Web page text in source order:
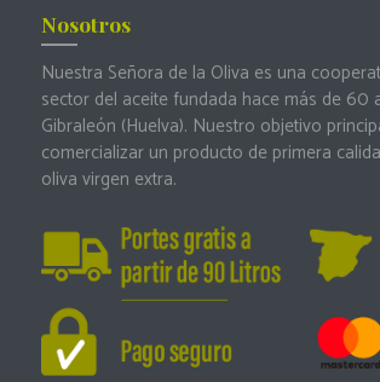
Nosotros
Nuestra Señora de la Oliva es una
sector del aceite fundada hace más de 60
Gibraleón (Huelva). Nuestro objetivo
comercializar un producto de primera
oliva virgen extra.